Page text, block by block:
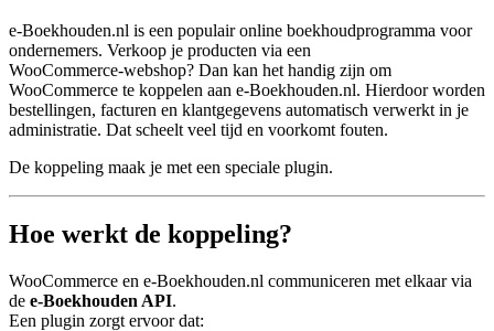
e‑Boekhouden.nl is een populair online boekhoudprogramma voor
ondernemers. Verkoop je producten via een
WooCommerce‑webshop? Dan kan het handig zijn om
WooCommerce te koppelen aan e‑Boekhouden.nl. Hierdoor worden
bestellingen, facturen en klantgegevens automatisch verwerkt in je
administratie. Dat scheelt veel tijd en voorkomt fouten.
De koppeling maak je met een speciale plugin.
Hoe werkt de koppeling?
WooCommerce en e‑Boekhouden.nl communiceren met elkaar via
de e‑Boekhouden API.
Een plugin zorgt ervoor dat: